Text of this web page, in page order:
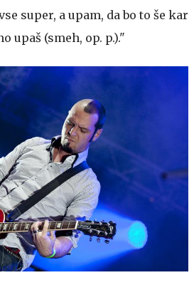
super, a upam, da bo to še kar
upaš (smeh, op. p.)."